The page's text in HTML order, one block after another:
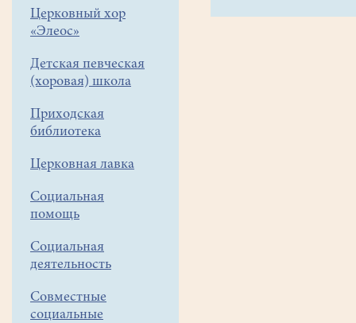
Церковный хор
«Элеос»
Детская певческая
(хоровая) школа
Приходская
библиотека
Церковная лавка
Социальная
помощь
Социальная
деятельность
Совместные
социальные